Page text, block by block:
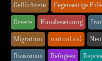
Geflüchtete Gegenseitige
Greece Hausbesetzung
Migration mutual aid
Rassismus Refugees